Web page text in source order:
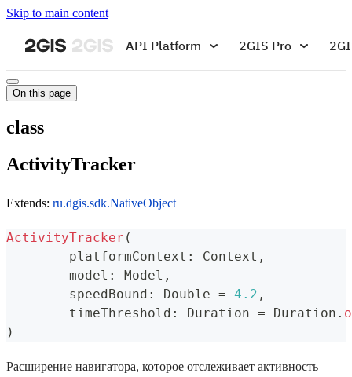
Skip to main content
API Platform 2GIS Pro
On this page
class
ActivityTracker
Extends: ru.dgis.sdk.NativeObject
ActivityTracker (
	platformContext
: Context ,
	model
: Model ,
	speedBound
: Double = 4.2 ,
	timeThreshold
: Duration = Duration .
)
Расширение навигатора, которое отслеживает активность